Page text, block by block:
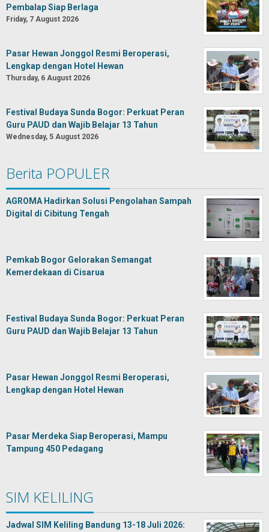
Pembalap Siap Berlaga
Friday, 7 August 2026
Pasar Hewan Jonggol Resmi Beroperasi,
Lengkap dengan Hotel Hewan
Thursday, 6 August 2026
Festival Budaya Sunda Bogor: Perkuat Peran
Guru PAUD dan Wajib Belajar 13 Tahun
Wednesday, 5 August 2026
Berita POPULER
AGROMA Hadirkan Solusi Pengolahan Sampah
Digital di Cibitung Tengah
Pemkab Bogor Gelorakan Semangat
Kemerdekaan di Cisarua
Festival Budaya Sunda Bogor: Perkuat Peran
Guru PAUD dan Wajib Belajar 13 Tahun
Pasar Hewan Jonggol Resmi Beroperasi,
Lengkap dengan Hotel Hewan
Pasar Merdeka Siap Beroperasi, Mampu
Tampung 450 Pedagang
SIM KELILING
Jadwal SIM Keliling Bandung 13-18 Juli 2026: